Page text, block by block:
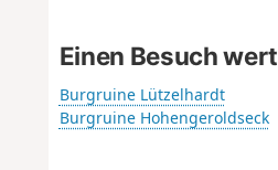
Einen Besuch wert
Burgruine Lützelhardt
Burgruine Hohengeroldseck